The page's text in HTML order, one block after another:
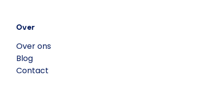
Over
Over ons
Blog
Contact